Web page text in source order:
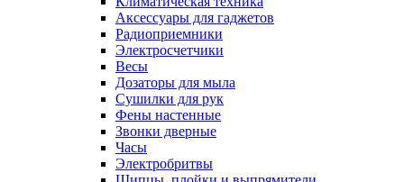
Аксессуары для гаджетов
Радиоприемники
Электросчетчики
Весы
Дозаторы для мыла
Сушилки для рук
Фены настенные
Звонки дверные
Часы
Электробритвы